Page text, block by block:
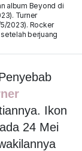
album Beyond di
Turner
2023). Rocker
berjuang
Ikon
24 Mei